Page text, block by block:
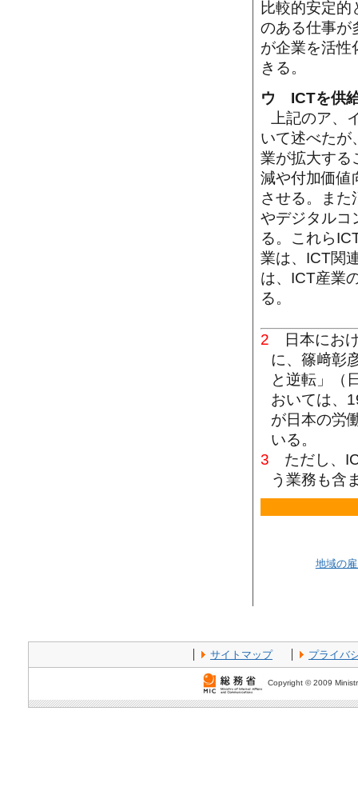
比較的安定
のある仕事が
が企業を活性
きる。
ウ ICTを供
上記のア、
いて述べたが
業が拡大する
減や付加価値
させる。また
やデジタルコ
る。これら
業は、ICT関
は、ICT産業
る。
2 日本にお
に、篠﨑彰
と逆転」（
おいては、
が日本の労
いる。
3 ただし、
う業務も含
地域の
サイトマップ プライバ
Copyright © 2009